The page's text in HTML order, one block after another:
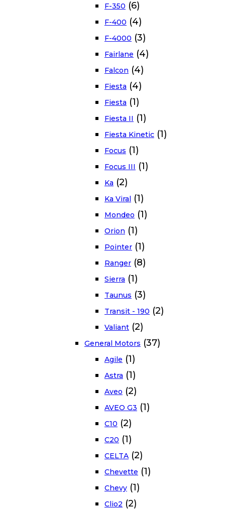
F-350 (6)
F-400 (4)
F-4000 (3)
Fairlane (4)
Falcon (4)
Fiesta (4)
Fiesta (1)
Fiesta II (1)
Fiesta Kinetic (1)
Focus (1)
Focus III (1)
Ka (2)
Ka Viral (1)
Mondeo (1)
Orion (1)
Pointer (1)
Ranger (8)
Sierra (1)
Taunus (3)
Transit - 190 (2)
Valiant (2)
General Motors (37)
Agile (1)
Astra (1)
Aveo (2)
AVEO G3 (1)
C10 (2)
C20 (1)
CELTA (2)
Chevette (1)
Chevy (1)
Clio2 (2)